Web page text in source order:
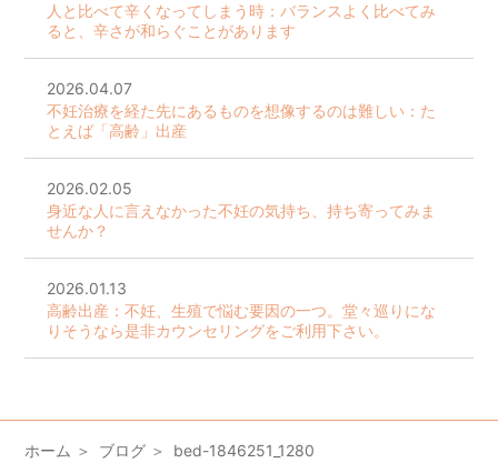
人と比べて辛くなってしまう時：バランスよく比べてみ
ると、辛さが和らぐことがあります
2026.04.07
不妊治療を経た先にあるものを想像するのは難しい：た
とえば「高齢」出産
2026.02.05
身近な人に言えなかった不妊の気持ち、持ち寄ってみま
せんか？
2026.01.13
高齢出産：不妊、生殖で悩む要因の一つ。堂々巡りにな
りそうなら是非カウンセリングをご利用下さい。
ホーム ブログ bed-1846251_1280